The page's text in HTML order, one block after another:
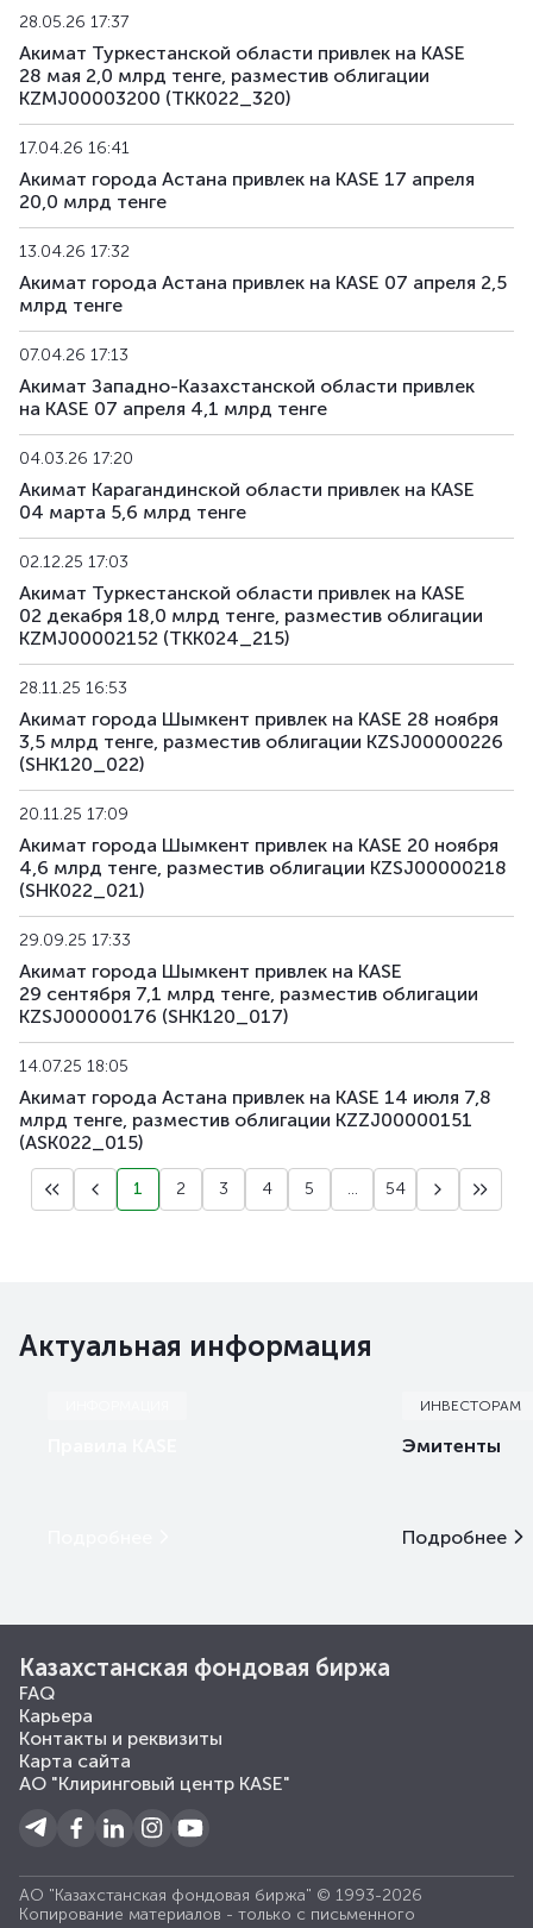
28.05.26 17:37
Акимат Туркестанской области привлек на KASE
28 мая 2,0 млрд тенге, разместив облигации
KZMJ00003200 (TKK022_320)
17.04.26 16:41
Акимат города Астана привлек на KASE 17 апреля
20,0 млрд тенге
13.04.26 17:32
Акимат города Астана привлек на KASE 07 апреля 2,5
млрд тенге
07.04.26 17:13
Акимат Западно-Казахстанской области привлек
на KASE 07 апреля 4,1 млрд тенге
04.03.26 17:20
Акимат Карагандинской области привлек на KASE
04 марта 5,6 млрд тенге
02.12.25 17:03
Акимат Туркестанской области привлек на KASE
02 декабря 18,0 млрд тенге, разместив облигации
KZMJ00002152 (TKK024_215)
28.11.25 16:53
Акимат города Шымкент привлек на KASE 28 ноября
3,5 млрд тенге, разместив облигации KZSJ00000226
(SHK120_022)
20.11.25 17:09
Акимат города Шымкент привлек на KASE 20 ноября
4,6 млрд тенге, разместив облигации KZSJ00000218
(SHK022_021)
29.09.25 17:33
Акимат города Шымкент привлек на KASE
29 сентября 7,1 млрд тенге, разместив облигации
KZSJ00000176 (SHK120_017)
14.07.25 18:05
Акимат города Астана привлек на KASE 14 июля 7,8
млрд тенге, разместив облигации KZZJ00000151
(ASK022_015)
1 2 3 4 5 ... 54
Актуальная информация
ИНВЕСТОРАМ
Эмитенты
Подробнее
Казахстанская фондовая биржа
FAQ
Карьера
Контакты и реквизиты
Карта сайта
АО "Клиринговый центр KASE"
АО "Казахстанская фондовая биржа" © 1993-2026
Копирование материалов - только с письменного